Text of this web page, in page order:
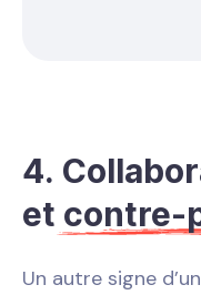
4.
et contre-
Un autre signe